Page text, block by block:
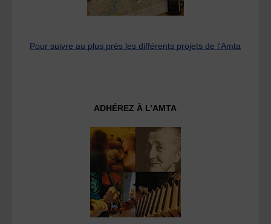
Pour suivre au plus près les différents projets de l’Amta
ADHÉREZ À L’AMTA